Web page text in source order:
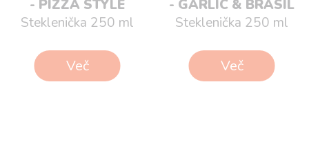
- PIZZA STYLE
Steklenička 250 ml
Več
- GARLIC & BRASIL
Steklenička 250 ml
Več